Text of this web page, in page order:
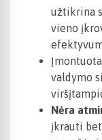
užtikrina
vieno
Įmontuota
valdymo
Nėra
įkrauti